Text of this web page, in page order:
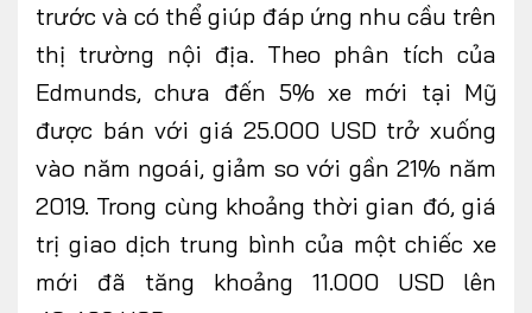
trước và có thể giúp đáp ứng nhu cầu trên
thị trường nội địa. Theo phân tích của
Edmunds, chưa đến 5% xe mới tại Mỹ
được bán với giá 25.000 USD trở xuống
vào năm ngoái, giảm so với gần 21% năm
2019. Trong cùng khoảng thời gian đó, giá
trị giao dịch trung bình của một chiếc xe
mới đã tăng khoảng 11.000 USD lên